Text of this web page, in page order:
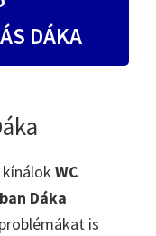
DÁKA
WC
Dáka
is